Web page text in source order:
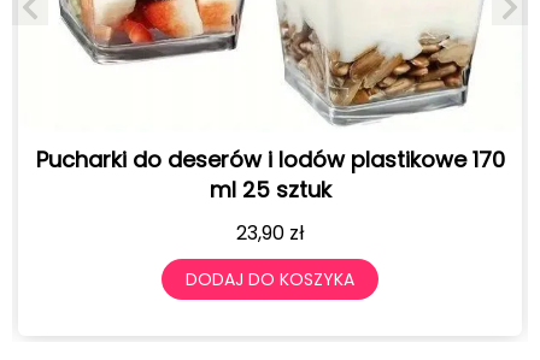
i lodów plastikowe 170
DO KOSZYKA
Pucharki do